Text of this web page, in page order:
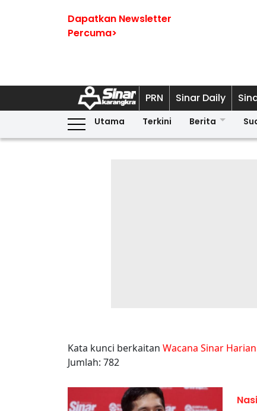
Dapatkan Newsletter
Percuma>
PRN Sinar Daily
Utama Terkini Berita
Kata kunci berkaitan Wacana Sinar Harian
Jumlah: 782